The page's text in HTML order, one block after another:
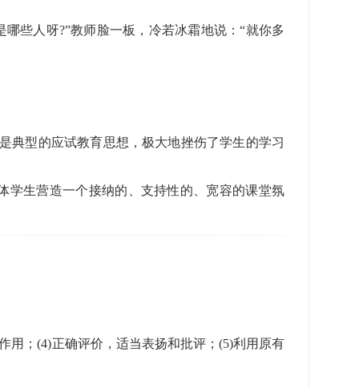
些人呀?”教师脸一板，冷若冰霜地说：“就你多
典型的应试教育思想，极大地挫伤了学生的学习
学生营造一个接纳的、支持性的、宽容的课堂氛
用；(4)正确评价，适当表扬和批评；(5)利用原有